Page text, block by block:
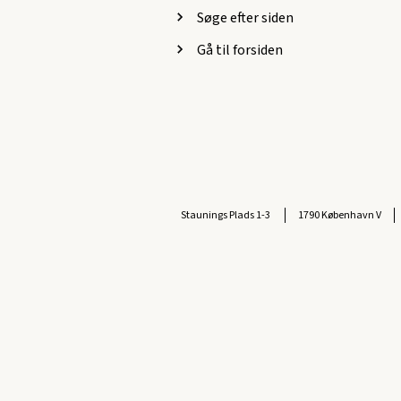
Søge efter siden
Gå til forsiden
Staunings Plads 1-3 1790 København V